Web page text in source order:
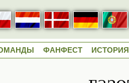
ФАНФЕСТ ИСТОРИЯ